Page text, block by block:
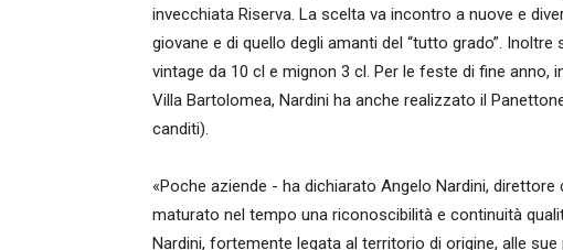
invecchiata Riserva. La scelta va incontro a nuove e
giovane e di quello degli amanti del “tutto grado”.
vintage da 10 cl e mignon 3 cl. Per le feste di fine
Villa Bartolomea, Nardini ha anche realizzato il
canditi).
«Poche aziende - ha dichiarato Angelo Nardini,
maturato nel tempo una riconoscibilità e continuità
Nardini, fortemente legata al territorio di origine, alle